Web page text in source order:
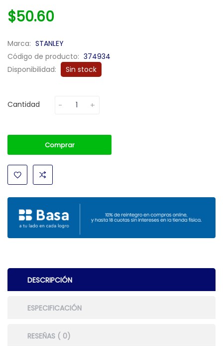
$50.60
Marca: STANLEY
Código de producto: 374934
Disponibilidad:
Sin stock
Cantidad
Comprar
DESCRIPCIÓN
ESPECIFICACIÓN
RESEÑAS ( 0)